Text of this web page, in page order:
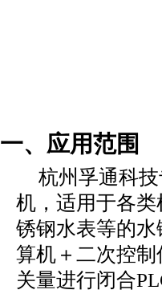
一、应用范围
杭州孚通科
机 ，适用于各
锈钢水表等的
算机＋二次控
关量进行闭合